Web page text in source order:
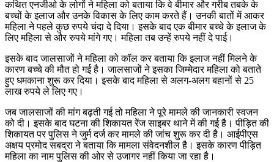
कथित एनजीओ के लोगों ने महिला को बताया कि वे बीमार और गरीब तबके के
बच्चों के इलाज और उनके विकास के लिए काम करते हैं। उनकी बातों में आकर
महिला ने पहले कुछ रुपये चंदा दे दिया। इसके बाद एक बीमार बच्चे के इलाज के
लिए महिला से और रुपये मांगे गए। महिला तब उन्हें रुपये नहीं दे पाई।
इसके बाद जालसाजों ने महिला को कॉल कर बताया कि इलाज नहीं मिलने के
कारण बच्चे की मौत हो गई है। जालसाजों ने इसका जिम्मेदार महिला को बताते
हुए धमकाना शुरू कर दिया। इसके बाद महिला से अलग-अलग बहानों से 25
लाख रुपये ले लिए गए।
जब जालसाजों की मांग बढ़ती गई तो महिला ने पूरे मामले की जानकारी स्वजन
को दी। इसके बाद घटना की शिकायत रेंज साइबर थाने में की गई है। पीड़ित की
शिकायत पर पुलिस ने जुर्म दर्ज कर मामले की जांच शुरू कर दी है। आईपीएस
अक्षय प्रमोद सबद्रा ने बताया कि मामला संवेदनशील है। इसके कारण पीड़ित
महिला का नाम पुलिस की ओर से उजागर नहीं किया जा रहा है।